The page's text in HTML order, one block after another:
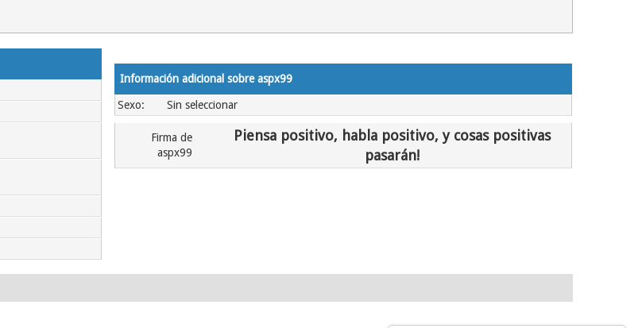
Información adicional sobre aspx99
Sexo: Sin seleccionar
Firma de
aspx99
Piensa positivo, habla positivo, y cosas positivas
pasarán!